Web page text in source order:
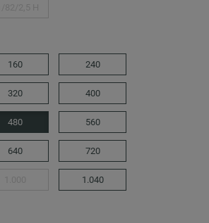
160 240
320 400
480 560
640 720
1.040